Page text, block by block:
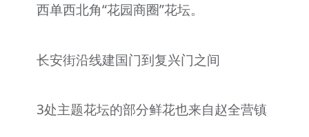
西单西北角“花园商圈”花坛。
长安街沿线建国门到复兴门之间
3处主题花坛的部分鲜花也来自赵全营镇